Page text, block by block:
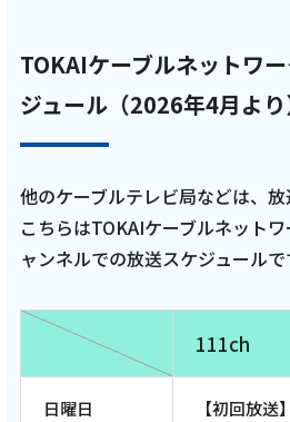
TOKAIケーブルネットワ
ジュール（2026年4月より
他のケーブルテレビ局などは、放
こちらはTOKAIケーブルネット
ャンネルでの放送スケジュールで
111ch
日曜日
【初回放送】